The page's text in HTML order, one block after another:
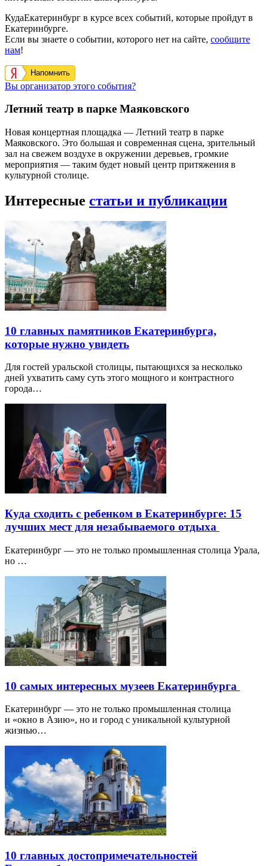
КудаЕкатеринбург в курсе всех событий, которые пройдут в
Екатеринбурге.
Если вы знаете о событии, которого нет на сайте, сообщите
нам!
Напомнить
Вы организатор этого события?
Летний театр в парке Маяковского
Новая концертная площадка — Летний театр в парке
Маяковского. Это большая и современная сцена, зрительный
зал на свежем воздухе в окружении деревьев, громкие
мероприятия — таким будет новый центр притяжения в
культурной столице.
Интересные статьи и публикации
10 главных памятников Екатеринбурга,
которые нужно увидеть
Для гостей уральской столицы, пытающихся за несколько
дней ухватить саму суть этого мощного и контрастного
города…
Куда сходить с ребенком в Екатеринбурге: 15
лучших мест для незабываемого отдыха
Екатеринбург — это не только промышленная столица Урала,
но …
10 самых интересных музеев Екатеринбурга
Екатеринбург — это не только промышленная столица
и «окно в Азию», но и город с уникальной культурной
жизнью…
10 главных достопримечательностей